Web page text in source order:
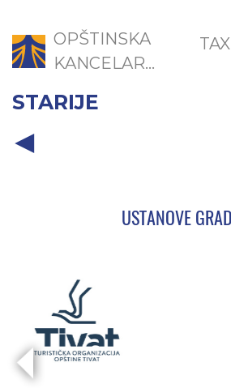
OPŠTINSKA
KANCELAR...
STARIJE
USTANOVE